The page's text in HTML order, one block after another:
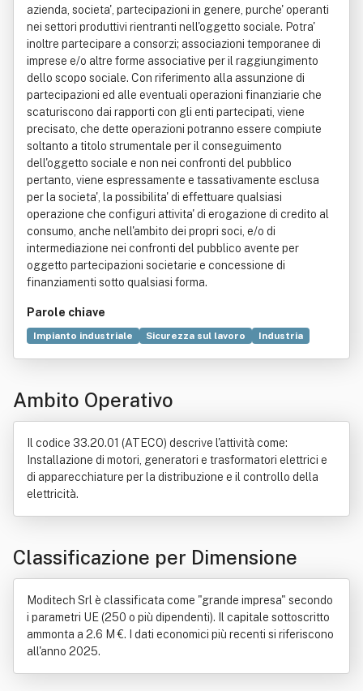
azienda, societa', partecipazioni in genere, purche' operanti
nei settori produttivi rientranti nell'oggetto sociale. Potra'
inoltre partecipare a consorzi; associazioni temporanee di
imprese e/o altre forme associative per il raggiungimento
dello scopo sociale. Con riferimento alla assunzione di
partecipazioni ed alle eventuali operazioni finanziarie che
scaturiscono dai rapporti con gli enti partecipati, viene
precisato, che dette operazioni potranno essere compiute
soltanto a titolo strumentale per il conseguimento
dell'oggetto sociale e non nei confronti del pubblico
pertanto, viene espressamente e tassativamente esclusa
per la societa', la possibilita' di effettuare qualsiasi
operazione che configuri attivita' di erogazione di credito al
consumo, anche nell'ambito dei propri soci, e/o di
intermediazione nei confronti del pubblico avente per
oggetto partecipazioni societarie e concessione di
finanziamenti sotto qualsiasi forma.
Parole chiave
Impianto industriale Sicurezza sul lavoro
Industria
Elettricità
Energia Manutenzione
Ambito Operativo
Il codice 33.20.01 (ATECO) descrive l'attività come:
Installazione di motori, generatori e trasformatori elettrici e
di apparecchiature per la distribuzione e il controllo della
elettricità.
Classificazione per Dimensione
Moditech Srl è classificata come "grande impresa" secondo
i parametri UE (250 o più dipendenti). Il capitale sottoscritto
ammonta a 2.6 M €. I dati economici più recenti si riferiscono
all'anno 2025.